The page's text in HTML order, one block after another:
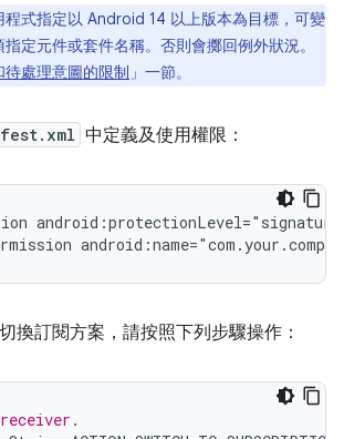
程式指定以 Android 14 以上版本為目標，可變
定元件或套件名稱。否則會擲回例外狀況。
待處理意圖的限制 」一節。
中定義及使用權限：
換訂閱方案，請按照下列步驟操作：